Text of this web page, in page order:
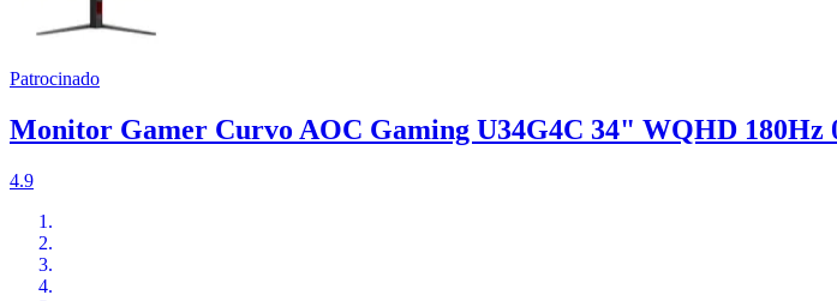
Patrocinado
Monitor Gamer Curvo AOC Gaming U34G4C 34" WQHD 180Hz
4.9